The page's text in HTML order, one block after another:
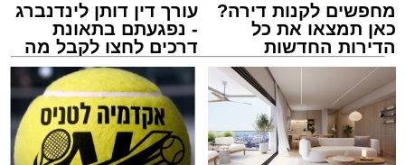
מחפשים לקנות דירה?
כאן תמצאו את כל
הדירות החדשות
למכירה באשדוד >>>
עורך דין דותן לינדנברג
- נפגעתם בתאונת
דרכים לחצו לקבל מה
שמגיע לכם